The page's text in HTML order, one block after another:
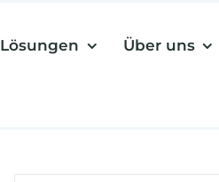
Lösungen Über uns